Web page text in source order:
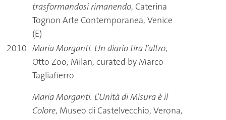
trasformandosi rimanendo, Caterina
Tognon Arte Contemporanea, Venice
(E)
2010 Maria Morganti. Un diario tira l’altro,
Otto Zoo, Milan, curated by Marco
Tagliafierro
Maria Morganti. L’Unità di Misura è il
Colore, Museo di Castelvecchio, Verona,